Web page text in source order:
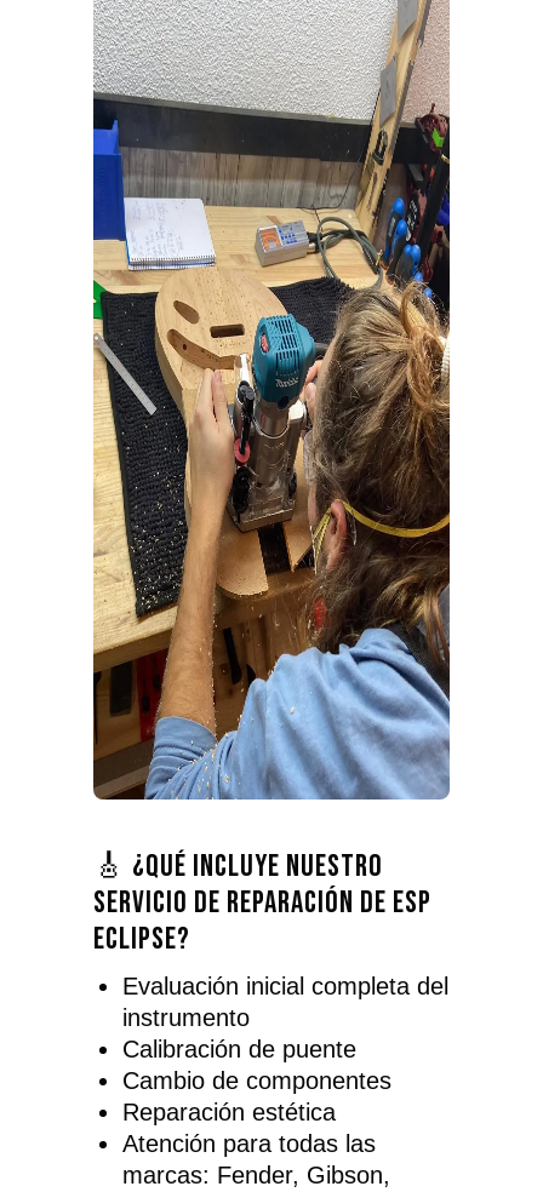
🎸 ¿Qué incluye nuestro
servicio de reparación de ESP
Eclipse?
Evaluación inicial completa del
instrumento
Calibración de puente
Cambio de componentes
Reparación estética
Atención para todas las
marcas: Fender, Gibson,